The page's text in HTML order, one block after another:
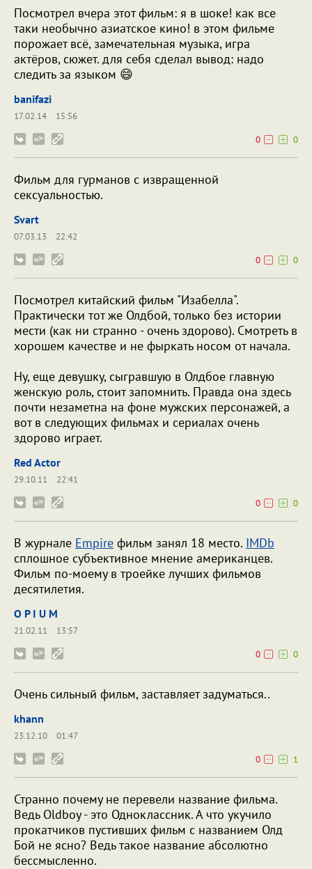
Посмотрел вчера этот фильм: я в шоке! как все
таки необычно азиатское кино! в этом фильме
порожает всё, замечательная музыка, игра
актёров, сюжет. для себя сделал вывод: надо
следить за языком 😄
banifazi
17.02.14
15:56
0
0
Фильм для гурманов с извращенной
сексуальностью.
Svart
07.03.13
22:42
0
0
Посмотрел китайский фильм "Изабелла".
Практически тот же Олдбой, только без истории
мести (как ни странно - очень здорово). Смотреть в
хорошем качестве и не фыркать носом от начала.
Ну, еще девушку, сыгравшую в Олдбое главную
женскую роль, стоит запомнить. Правда она здесь
почти незаметна на фоне мужских персонажей, а
вот в следующих фильмах и сериалах очень
здорово играет.
Red Actor
29.10.11
22:41
0
0
В журнале Empire фильм занял 18 место. IMDb
сплошное субъективное мнение американцев.
Фильм по-моему в троейке лучших фильмов
десятилетия.
O P I U M
21.02.11
13:57
0
0
Очень сильный фильм, заставляет задуматься..
khann
23.12.10
01:47
0
1
Странно почему не перевели название фильма.
Ведь Oldboy - это Одноклассник. А что укучило
прокатчиков пустивших фильм с названием Олд
Бой не ясно? Ведь такое название абсолютно
бессмысленно.